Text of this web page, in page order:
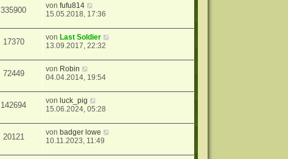
335900 vonfufu814
15.05.2018, 17:36
17370 von Last Soldier
13.09.2017, 22:32
72449 von Robin
04.04.2014, 19:54
142694 von luck_pig
15.06.2024, 05:28
20121 von badger lowe
10.11.2023, 11:49